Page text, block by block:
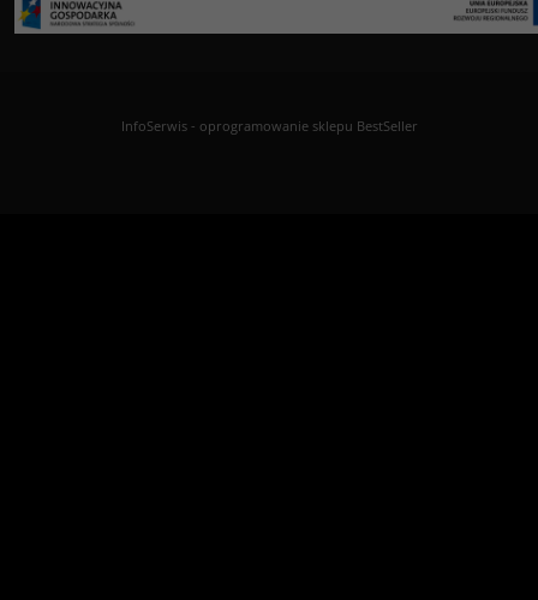
InfoSerwis- oprogramowanie sklepu BestSeller